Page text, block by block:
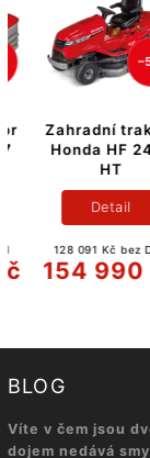
–5 %
Zahradní traktor
Honda HF 2417
128 091 Kč bez DPH
154 990
Detail
BLOG
Víte v čem jsou
dojem nedává